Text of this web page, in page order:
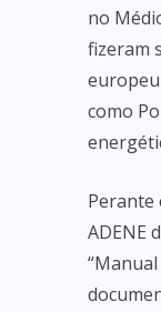
no
fizeram
europeu
como
Perante
ADENE